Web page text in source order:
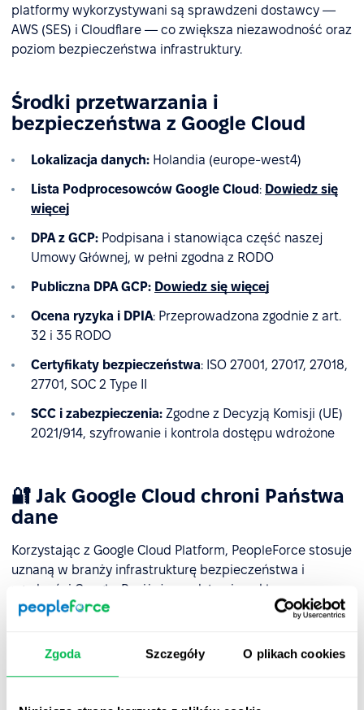
Zgoda Szczegóły O plikach cookies
platformy wykorzystywani są sprawdzeni dostawcy —
AWS (SES) i Cloudflare — co zwiększa niezawodność oraz
poziom bezpieczeństwa infrastruktury.
Środki przetwarzania i
bezpieczeństwa z Google Cloud
Lokalizacja danych: Holandia (europe-west4)
Lista Podprocesowców Google Cloud : Dowiedz się
więcej
DPA z GCP: Podpisana i stanowiąca część naszej
Umowy Głównej, w pełni zgodna z RODO
Publiczna DPA GCP: Dowiedz się więcej
Ocena ryzyka i DPIA: Przeprowadzona zgodnie z art.
32 i 35 RODO
Certyfikaty bezpieczeństwa: ISO 27001, 27017, 27018,
27701, SOC 2 Type II
SCC i zabezpieczenia: Zgodne z Decyzją Komisji (UE)
2021/914, szyfrowanie i kontrola dostępu wdrożone
🔐 Jak Google Cloud chroni Państwa
dane
Korzystając z Google Cloud Platform, PeopleForce stosuje
uznaną w branży infrastrukturę bezpieczeństwa i
zgodności Google. Poniżej przedstawiono kluczowe
środki bezpieczeństwa, które zapewniają ochronę
1. Szyfrowanie danych domyślnie